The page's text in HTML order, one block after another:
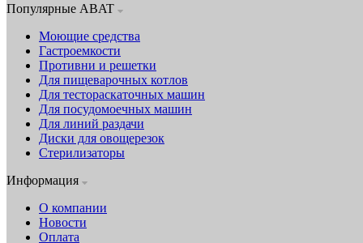
Популярные ABAT
Моющие средства
Гастроемкости
Противни и решетки
Для пищеварочных котлов
Для тестораскаточных машин
Для посудомоечных машин
Для линий раздачи
Диски для овощерезок
Стерилизаторы
Информация
О компании
Новости
Оплата